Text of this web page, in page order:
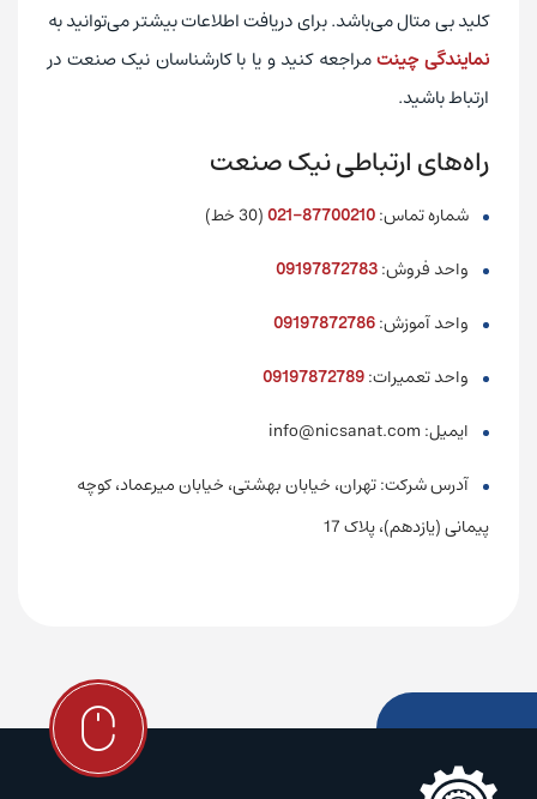
کلید بی متال می‌باشد. برای دریافت اطلاعات بیشتر می‌توانید به
نمایندگی چینتمراجعه کنید و یا با کارشناسان نیک صنعت در
ارتباط باشید.
راه‌های ارتباطی نیک صنعت
شماره تماس:87700210-021
(30 خط)
واحد فروش:09197872783
واحد آموزش:09197872786
واحد تعمیرات:09197872789
ایمیل: info@nicsanat.com
آدرس شرکت: تهران، خیابان بهشتی، خیابان میرعماد، کوچه
پیمانی (یازدهم)، پلاک 17